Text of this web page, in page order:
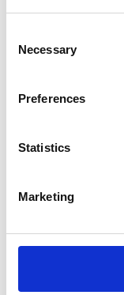
Selection
Necessary
Preferences
Statistics
Marketing